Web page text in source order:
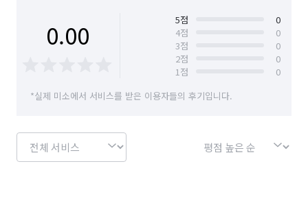
0.00 5점
0
4점
0
3점
0
2점
0
1점
0
*실제 미소에서 서비스를 받은 이용자들의 후기입니다.